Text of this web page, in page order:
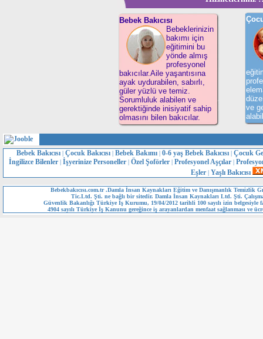
Bebek Bakıcısı
Bebeklerinizin
bakımı için
eğitimini bu
yönde almış
profesyonel
bakıcılar.Aile yaşantısına
ayak uydurabilen, sabırlı,
güler yüzlü ve temiz.
Sorumluluk alabilen ve
gerektiğinde inisiyatif sahip
olmasını bilen bakıcılar.
ve
Bebek Bakıcısı | Çocuk Bakıcısı | Bebek Bakımı | 0-6 yaş Bebek Bakıcısı | Çocuk
İngilizce Bilenler | İşyerinize Personeller | Özel Şoförler | Profesyonel Aşçılar |
Eşler| Yaşlı Bakıcısı
Bebekbakıcısı.com.tr .Damla İnsan Kaynakları Eğitim ve Danışmanlık Temizlik
Tic.Ltd. Şti. ne bağlı bir sitedir. Damla İnsan Kaynakları Ltd. Şti.
Güvenlik Bakanlığı Türkiye İş Kurumu, 19/04/2012 tarihli 100 sayılı izin belgesiyle
4904 sayılı Türkiye İş Kanunu gereğince iş arayanlardan menfaat sağlanması ve